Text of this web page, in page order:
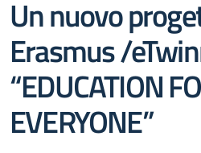
Un nuovo
Erasmus /
“EDUCATION
EVERYONE”